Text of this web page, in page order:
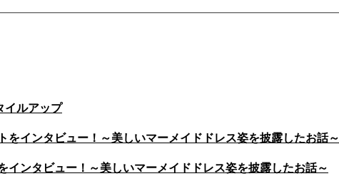
イルアップ
をインタビュー！～美しいマーメイドドレス姿を披露したお話～
インタビュー！～美しいマーメイドドレス姿を披露したお話～